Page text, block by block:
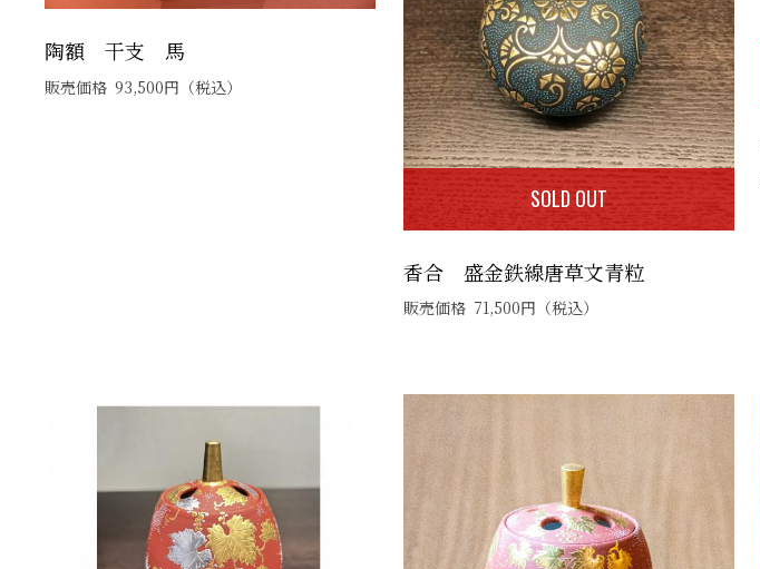
陶額 干支 馬
販売価格 93,500円 （税込）
SOLD OUT
香合 盛金鉄線唐草文青粒
販売価格 71,500円 （税込）